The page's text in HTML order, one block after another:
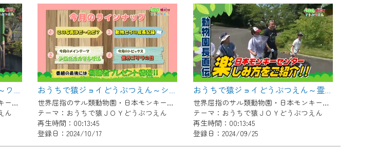
おうちで猿ジョイどうぶつえん～ワオキツネザル～（2024年10月16日初回放送）
世界屈指のサル類動物園・日本モンキーセンター協力の親子で学べる動物番組。
ん
おうちで猿ジョイどうぶつえん～シロガオオマキザル～（2024年9月16日初回放送）
世界屈指のサル類動物園・日本モンキーセンター協力の親子で学べる動物番組。
テーマ：おうちで猿ＪＯＹどうぶつえん
再生時間：00:13:45
登録日：2024/10/17
おうちで猿ジョイどうぶつえん～霊長類だけじゃない！？ 夏休みは日本モンキーセンターへ！～（2024年8月16日初回放送）
世界屈指のサル類動物園・日本モンキーセンター協力の親子で学べる動物番組。
テーマ：おうちで猿ＪＯＹどうぶつえん
再生時間：00:13:45
登録日：2024/09/25
め、
ツを除き、
ログインが必要となります。
。
をご利用頂くためのIDです。
。
能です）
けます。